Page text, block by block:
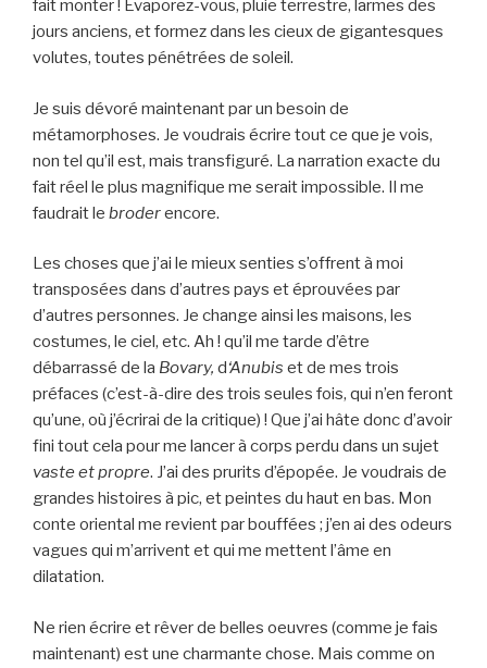
fait monter ! Évaporez-vous, pluie terrestre, larmes des
jours anciens, et formez dans les cieux de gigantesques
volutes, toutes pénétrées de soleil.
Je suis dévoré maintenant par un besoin de
métamorphoses. Je voudrais écrire tout ce que je vois,
non tel qu’il est, mais transfiguré. La narration exacte du
fait réel le plus magnifique me serait impossible. Il me
faudrait le broderencore.
Les choses que j’ai le mieux senties s’offrent à moi
transposées dans d’autres pays et éprouvées par
d’autres personnes. Je change ainsi les maisons, les
costumes, le ciel, etc. Ah ! qu’il me tarde d’être
débarrassé de la Bovary, d‘Anubis et de mes trois
préfaces (c’est-à-dire des trois seules fois, qui n’en feront
qu’une, où j’écrirai de la critique) ! Que j’ai hâte donc d’avoir
fini tout cela pour me lancer à corps perdu dans un sujet
vaste et propre. J’ai des prurits d’épopée. Je voudrais de
grandes histoires à pic, et peintes du haut en bas. Mon
conte oriental me revient par bouffées ; j’en ai des odeurs
vagues qui m’arrivent et qui me mettent l’âme en
dilatation.
Ne rien écrire et rêver de belles oeuvres (comme je fais
maintenant) est une charmante chose. Mais comme on